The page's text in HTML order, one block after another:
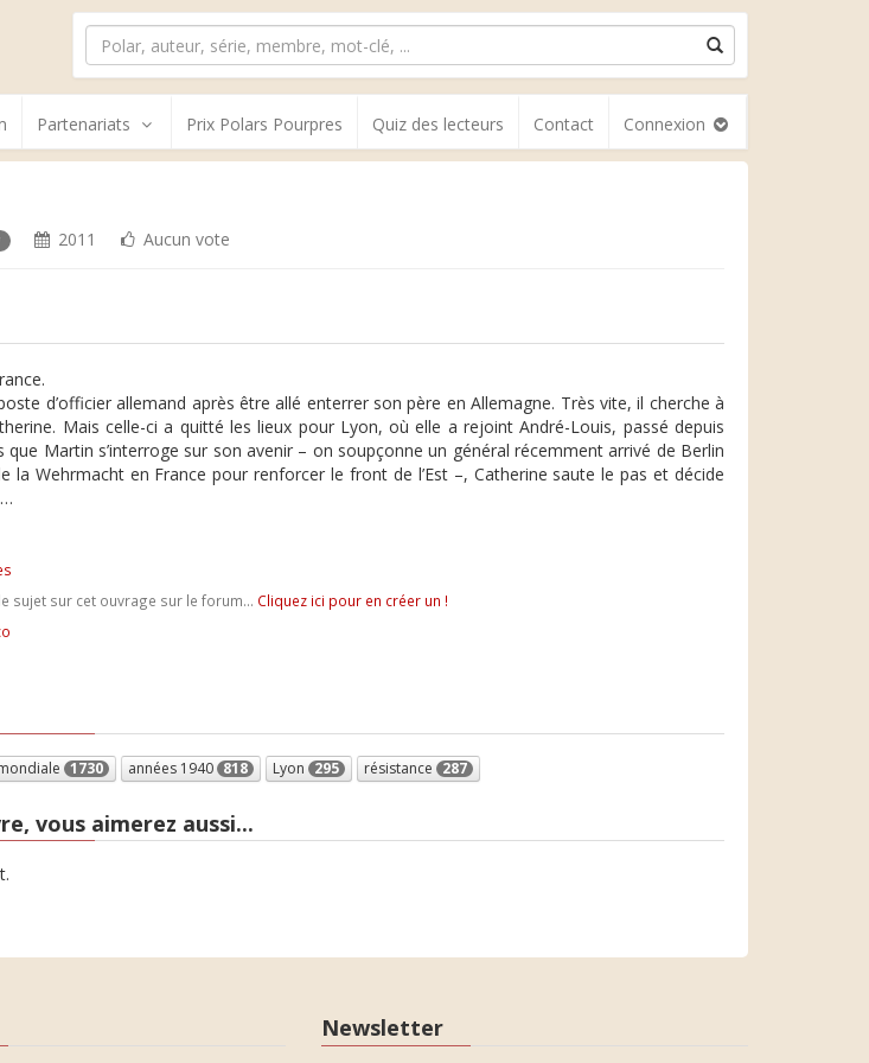
Partenariats Prix Polars Pourpres Quiz des lecteurs Contact Connexion
2011 Aucun vote
d’officier allemand après être allé enterrer son père en Allemagne. Très vite, il cherche à
Mais celle-ci a quitté les lieux pour Lyon, où elle a rejoint André-Louis, passé depuis
que Martin s’interroge sur son avenir – on soupçonne un général récemment arrivé de Berlin
la Wehrmacht en France pour renforcer le front de l’Est –, Catherine saute le pas et décide
sujet sur cet ouvrage sur le forum... Cliquez ici pour en créer un !
1730 années 1940 818 Lyon 295 résistance 287
vous aimerez aussi...
Newsletter